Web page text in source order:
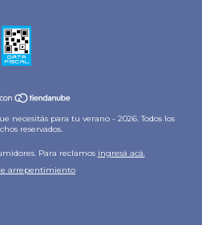
necesitás para tu verano - 2026. Todos los
reservados.
Para reclamos ingresá acá.
arrepentimiento